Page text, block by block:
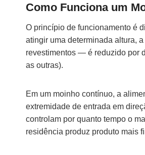
Como Funciona um
O princípio de funcionamento é
atingir uma determinada altura,
revestimentos — é reduzido por
as outras).
Em um moinho contínuo, a
extremidade de entrada em
controlam por quanto tempo o
residência produz produto mais